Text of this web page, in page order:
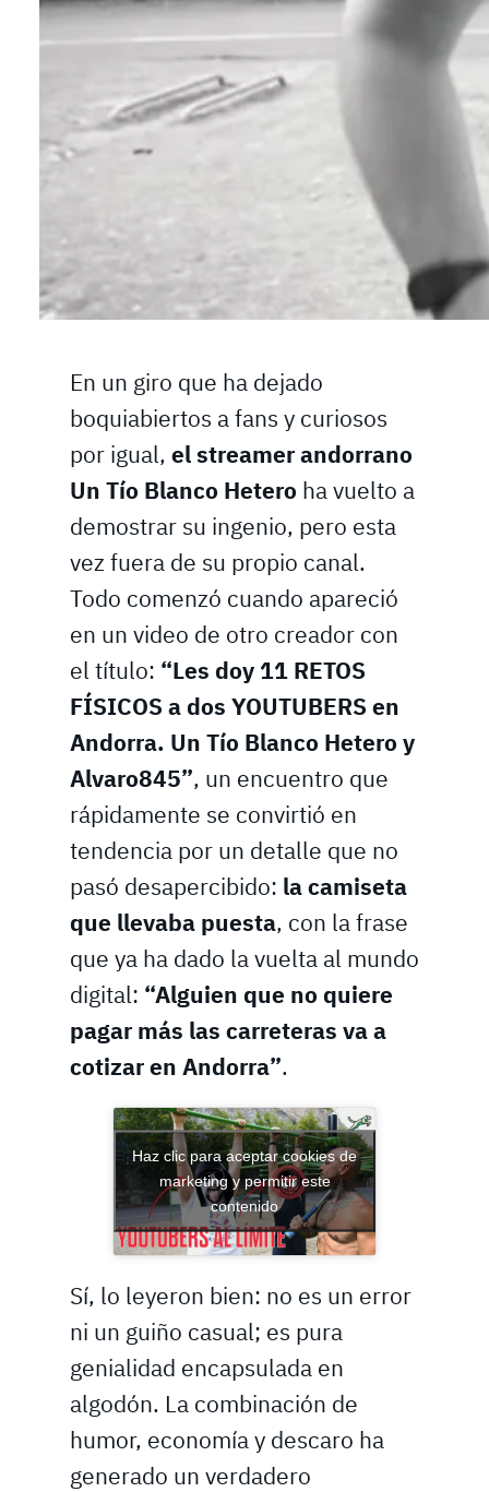
En un giro que ha dejado
boquiabiertos a fans y curiosos
por igual, el streamer andorrano
Un Tío Blanco Hetero ha vuelto a
demostrar su ingenio, pero esta
vez fuera de su propio canal.
Todo comenzó cuando apareció
en un video de otro creador con
el título: “Les doy 11 RETOS
FÍSICOS a dos YOUTUBERS en
Andorra. Un Tío Blanco Hetero y
Alvaro845”, un encuentro que
rápidamente se convirtió en
tendencia por un detalle que no
pasó desapercibido: la camiseta
que llevaba puesta, con la frase
que ya ha dado la vuelta al mundo
digital: “Alguien que no quiere
pagar más las carreteras va a
cotizar en Andorra”.
Haz clic para aceptar cookies de
marketing y permitir este
contenido
Sí, lo leyeron bien: no es un error
ni un guiño casual; es pura
genialidad encapsulada en
algodón. La combinación de
humor, economía y descaro ha
generado un verdadero